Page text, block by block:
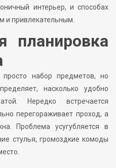
интерьер, и способах
и привлекательным.
планировка
набор предметов, но
насколько удобно
Нередко встречается
перегораживает проход, а
Проблема усугубляется в
стулья, громоздкие комоды